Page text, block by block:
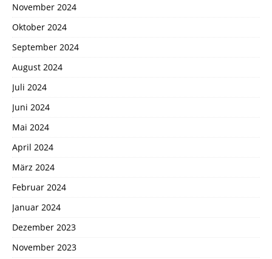
November 2024
Oktober 2024
September 2024
August 2024
Juli 2024
Juni 2024
Mai 2024
April 2024
März 2024
Februar 2024
Januar 2024
Dezember 2023
November 2023